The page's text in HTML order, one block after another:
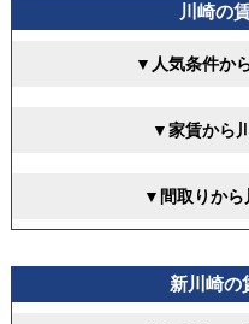
川崎の
▼人気条件か
▼家賃から
▼間取りから
新川崎の